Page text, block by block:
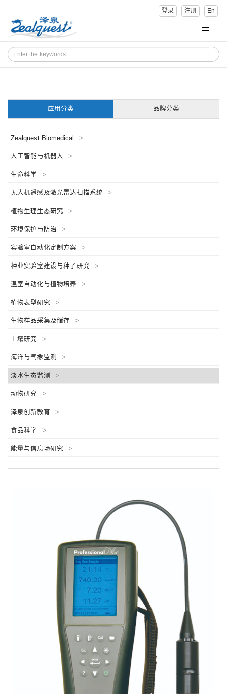
登录 注册 En
应用分类 品牌分类
Zealquest Biomedical >
人工智能与机器人 >
生命科学 >
无人机遥感及激光雷达扫描系统 >
植物生理生态研究 >
环境保护与防治 >
实验室自动化定制方案 >
种业实验室建设与种子研究 >
温室自动化与植物培养 >
植物表型研究 >
生物样品采集及储存 >
土壤研究 >
海洋与气象监测 >
淡水生态监测 >
动物研究 >
泽泉创新教育 >
食品科学 >
能量与信息场研究 >